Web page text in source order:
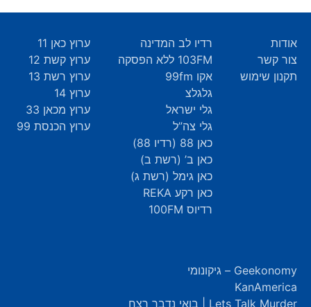
אודות
צור קשר
תקנון שימוש
רדיו לב המדינה
103FM ללא הפסקה
אקו 99fm
גלגלצ
גלי ישראל
גלי צה”ל
כאן 88 (רדיו 88)
כאן ב’ (רשת ב)
כאן גימל (רשת ג)
כאן רקע REKA
רדיוס 100FM
ערוץ כאן 11
ערוץ קשת 12
ערוץ רשת 13
ערוץ 14
ערוץ מכאן 33
ערוץ הכנסת 99
Geekonomy – גיקונומי
KanAmerica
Lets Talk Murder | בואי נדבר רצח